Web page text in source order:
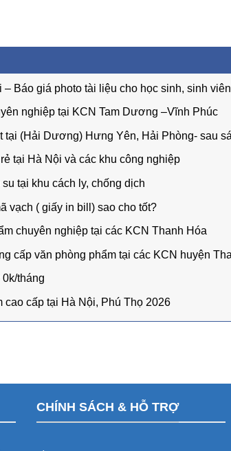
Báo giá photo tài liệu cho học sinh, sinh
nghiệp tại KCN Tam Dương –Vĩnh Phúc
tại (Hải Dương) Hưng Yên, Hải Phòng- sau
tại Hà Nội và các khu công nghiệp
tại khu cách ly, chống dịch
vạch ( giấy in bill) sao cho tốt?
chuyên nghiệp tại các KCN Thanh Hóa
cấp văn phòng phẩm tại các KCN huyện
tháng
cao cấp tại Hà Nội, Phú Thọ 2026
CHÍNH SÁCH & HỖ TRỢ